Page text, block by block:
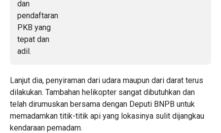
Lanjut dia, penyiraman dari udara maupun dari darat terus
dilakukan. Tambahan helikopter sangat dibutuhkan dan
telah dirumuskan bersama dengan Deputi BNPB untuk
memadamkan titik-titik api yang lokasinya sulit dijangkau
kendaraan pemadam.